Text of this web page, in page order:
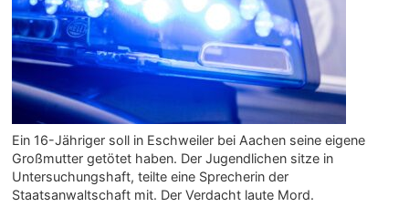
Ein 16-Jähriger soll in Eschweiler bei Aachen seine eigene
Großmutter getötet haben. Der Jugendlichen sitze in
Untersuchungshaft, teilte eine Sprecherin der
Staatsanwaltschaft mit. Der Verdacht laute Mord.